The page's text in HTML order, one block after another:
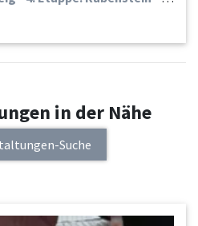
in der Nähe
Suche